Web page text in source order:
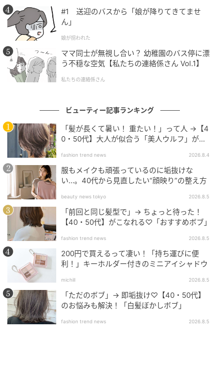
出典：https://sheage.jp/article/120957
鮮やかな血色カラーを、粘膜のような厚みのあるツヤ
膜で包み込む「ヴァイブランシー ラスティングテクノ
ロジー」を採用した、ラスティングルージュ。もっち
りと押し返すような弾力を感じさせ、唇をふっくらと
整えます。時間が経っても生命力あふれる血色感、ツ
ヤ、うるおいをキープ。塗り立ての心地よさまでが続
きます。大人に似合うエレガントカラーが充実。選ぶ
楽しさも堪能できます。
カネボウ
ルージュスターヴァイブラント
全19色（限定２色）
#1 送迎のバスから「娘が降りてきてませ
ん」
娘が拐われた
ママ同士が無視し合い？ 幼稚園のバス停に漂
う不穏な空気【私たちの連絡係さん Vol.1】
私たちの連絡係さん
ビューティー記事ランキング
「髪が長くて暑い！ 重たい！」って人 →【4
0・50代】大人が似合う「美人ウルフ」がお
fashion trend news 2026.8.4
服もメイクも頑張っているのに垢抜けな
い…。40代から見直したい“顔映り”の整え方
beauty news tokyo 2026.8.5
「前回と同じ髪型で」→ ちょっと待った！
【40・50代】がこなれる♡「おすすめボブ」
fashion trend news 2026.8.5
200円で買えるって凄い！「持ち運びに便
利！」キーホルダー付きのミニアイシャドウ
michill 2026.8.5
「ただのボブ」→ 即垢抜け♡【40・50代】
のお悩みも解決！「白髪ぼかしボブ」
fashion trend news 2026.8.5